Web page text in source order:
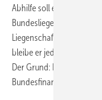
Abhilfe soll eigentlich der
Bundesliegenschaften
Liegenschaften. Bereits
bleibe er jedoch noch
Der Grund: Die
Bundesfinanzministeriums